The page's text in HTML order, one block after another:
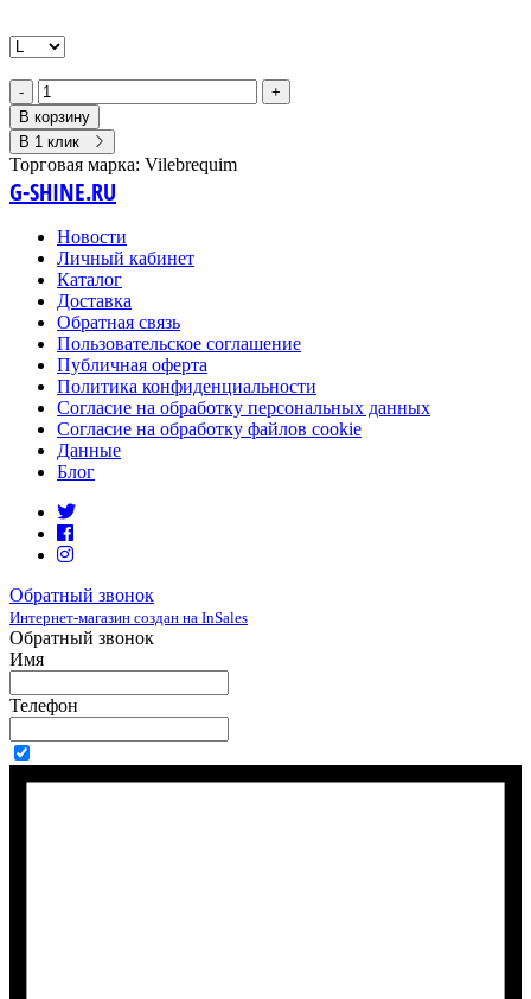
-
+
В корзину
В 1 клик
Торговая марка: Vilebrequim
G-SHINE.RU
Новости
Личный кабинет
Каталог
Доставка
Обратная связь
Пользовательское соглашение
Публичная оферта
Политика конфиденциальности
Согласие на обработку персональных данных
Согласие на обработку файлов cookie
Данные
Блог
Обратный звонок
Интернет-магазин создан на InSales
Обратный звонок
Имя
Телефон